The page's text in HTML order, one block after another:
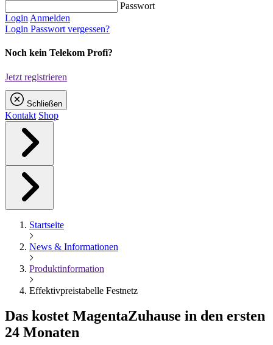
Passwort
Login Anmelden
Login Passwort vergessen?
Noch kein Telekom Profi?
Jetzt registrieren
Schließen
Kontakt Shop
Startseite
News & Informationen
Produktinformation
Effektivpreistabelle Festnetz
Das kostet MagentaZuhause in den ersten
24 Monaten